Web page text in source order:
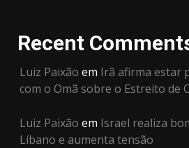
Recent
Luiz Paixão em Irã afirma estar
com o Omã sobre o Estreito de
Luiz Paixão em Israel realiza
Líbano e aumenta tensão